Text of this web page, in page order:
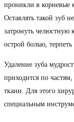
проникли в корневые
Оставлять такой зуб
затронуть челюстную
острой болью,
Удаление зуба
приходится по
ткани. Для этого
специальным